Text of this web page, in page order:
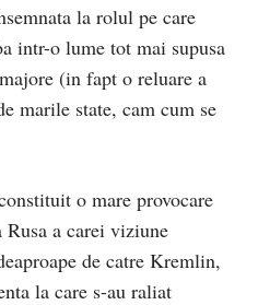
la rolul pe care
intr-o lume tot mai supusa
(in fapt o reluare a
marile state, cam cum se
o mare provocare
a carei viziune
de catre Kremlin,
la care s-au raliat